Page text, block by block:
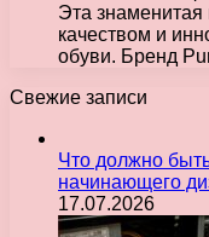
Эта знаменитая
качеством и
обуви. Бренд
Свежие записи
Что должно
начинающего
17.07.2026